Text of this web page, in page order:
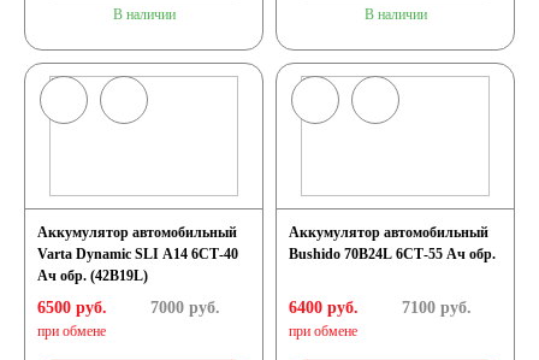
В наличии В наличии
Аккумулятор автомобильный
Varta Dynamic SLI A14 6СТ-40
Ач обр. (42B19L)
6500 руб.
при обмене
7000руб.
Аккумулятор автомобильный
Bushido 70B24L 6СТ-55 Ач обр.
6400 руб.
при обмене
7100руб.